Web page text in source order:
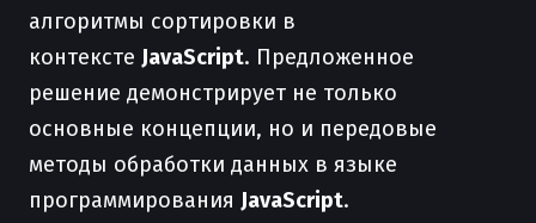
алгоритмы сортировки в
контексте JavaScript. Предложенное
решение демонстрирует не только
основные концепции, но и передовые
методы обработки данных в языке
программирования JavaScript.